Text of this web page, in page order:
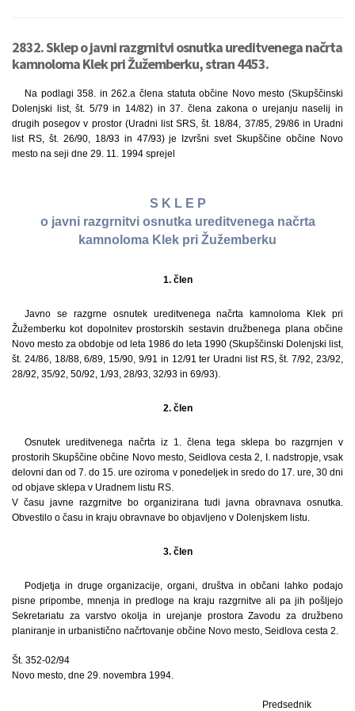
2832. Sklep o javni razgrnitvi osnutka ureditvenega načrta
kamnoloma Klek pri Žužemberku, stran 4453.
Na podlagi 358. in 262.a člena statuta občine Novo mesto (Skupščinski
Dolenjski list, št. 5/79 in 14/82) in 37. člena zakona o urejanju naselij in
drugih posegov v prostor (Uradni list SRS, št. 18/84, 37/85, 29/86 in Uradni
list RS, št. 26/90, 18/93 in 47/93) je Izvršni svet Skupščine občine Novo
mesto na seji dne 29. 11. 1994 sprejel
S K L E P
o javni razgrnitvi osnutka ureditvenega načrta
kamnoloma Klek pri Žužemberku
1. člen
Javno se razgrne osnutek ureditvenega načrta kamnoloma Klek pri
Žužemberku kot dopolnitev prostorskih sestavin družbenega plana občine
Novo mesto za obdobje od leta 1986 do leta 1990 (Skupščinski Dolenjski list,
št. 24/86, 18/88, 6/89, 15/90, 9/91 in 12/91 ter Uradni list RS, št. 7/92, 23/92,
28/92, 35/92, 50/92, 1/93, 28/93, 32/93 in 69/93).
2. člen
Osnutek ureditvenega načrta iz 1. člena tega sklepa bo razgrnjen v
prostorih Skupščine občine Novo mesto, Seidlova cesta 2, I. nadstropje, vsak
delovni dan od 7. do 15. ure oziroma v ponedeljek in sredo do 17. ure, 30 dni
od objave sklepa v Uradnem listu RS.
V času javne razgrnitve bo organizirana tudi javna obravnava osnutka.
Obvestilo o času in kraju obravnave bo objavljeno v Dolenjskem listu.
3. člen
Podjetja in druge organizacije, organi, društva in občani lahko podajo
pisne pripombe, mnenja in predloge na kraju razgrnitve ali pa jih pošljejo
Sekretariatu za varstvo okolja in urejanje prostora Zavodu za družbeno
planiranje in urbanistično načrtovanje občine Novo mesto, Seidlova cesta 2.
Št. 352-02/94
Novo mesto, dne 29. novembra 1994.
Predsednik